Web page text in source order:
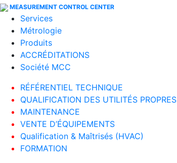
MEASUREMENT CONTROL CENTER
Services
Métrologie
Produits
ACCRÉDITATIONS
Société MCC
RÉFÉRENTIEL TECHNIQUE
QUALIFICATION DES UTILITÉS PROPRES
MAINTENANCE
VENTE D’ÉQUIPEMENTS
Qualification & Maîtrisés (HVAC)
FORMATION